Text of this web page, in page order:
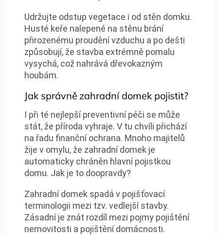
Udržujte odstup vegetace i od stěn domku.
Husté keře nalepené na stěnu brání
přirozenému proudění vzduchu a po dešti
způsobují, že stavba extrémně pomalu
vysychá, což nahrává dřevokazným
houbám.
Jak správně zahradní domek pojistit?
I při té nejlepší preventivní péči se může
stát, že příroda vyhraje. V tu chvíli přichází
na řadu finanční ochrana. Mnoho majitelů
žije v omylu, že zahradní domek je
automaticky chráněn hlavní pojistkou
domu. Jak je to doopravdy?
Zahradní domek spadá v pojišťovací
terminologii mezi tzv. vedlejší stavby.
Zásadní je znát rozdíl mezi pojmy pojištění
nemovitosti a pojištění domácnosti.